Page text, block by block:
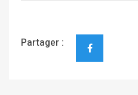
Partager :